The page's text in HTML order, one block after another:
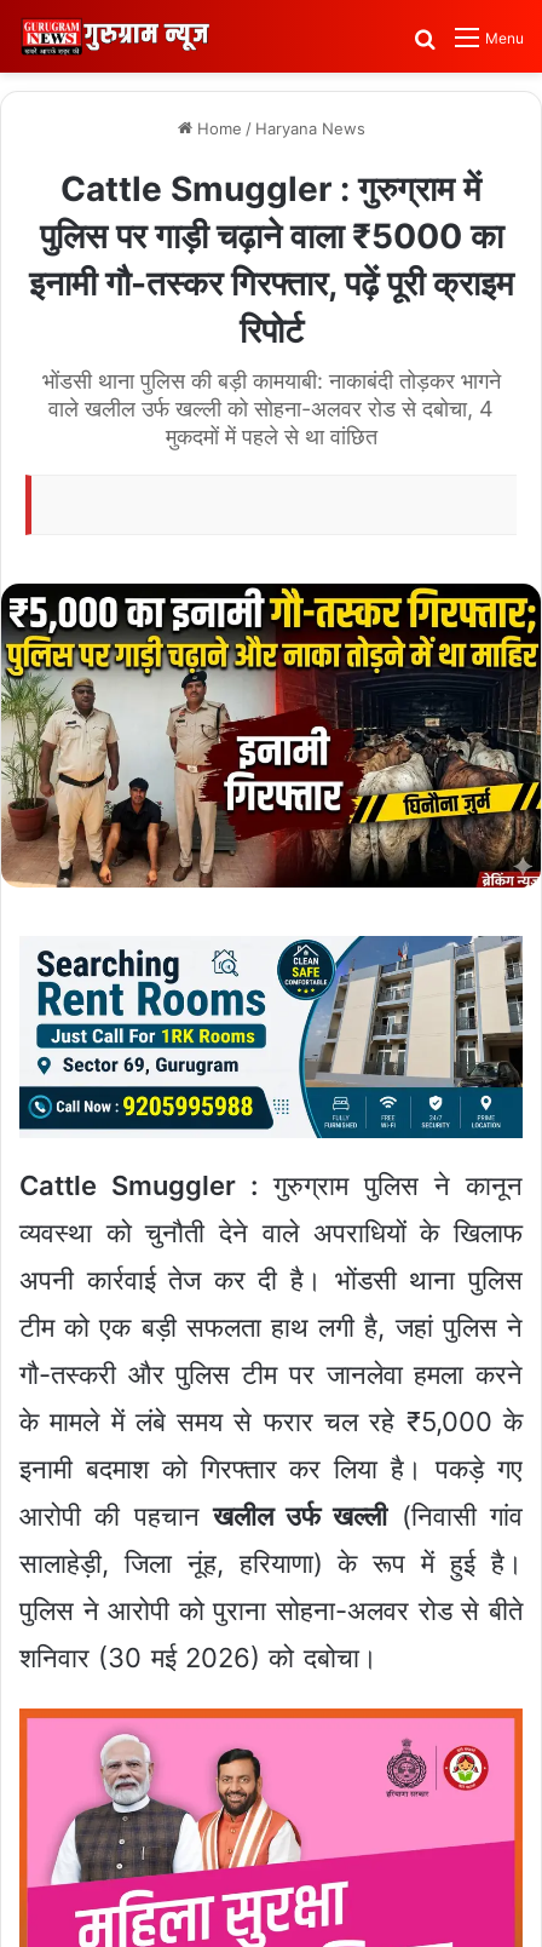
Menu
Search for
Home / Haryana News
Cattle Smuggler : गुरुग्राम में
पुलिस पर गाड़ी चढ़ाने वाला ₹5000 का
इनामी गौ-तस्कर गिरफ्तार, पढ़ें पूरी क्राइम
रिपोर्ट
भोंडसी थाना पुलिस की बड़ी कामयाबी: नाकाबंदी तोड़कर भागने
वाले खलील उर्फ खल्ली को सोहना-अलवर रोड से दबोचा, 4
मुकदमों में पहले से था वांछित
Cattle Smuggler : गुरुग्राम पुलिस ने कानून
व्यवस्था को चुनौती देने वाले अपराधियों के खिलाफ
अपनी कार्रवाई तेज कर दी है। भोंडसी थाना पुलिस
टीम को एक बड़ी सफलता हाथ लगी है, जहां पुलिस ने
गौ-तस्करी और पुलिस टीम पर जानलेवा हमला करने
के मामले में लंबे समय से फरार चल रहे ₹5,000 के
इनामी बदमाश को गिरफ्तार कर लिया है। पकड़े गए
आरोपी की पहचानखलील उर्फ खल्ली(निवासी गांव
सालाहेड़ी, जिला नूंह, हरियाणा) के रूप में हुई है।
पुलिस ने आरोपी को पुराना सोहना-अलवर रोड से बीते
शनिवार (30 मई 2026) को दबोचा।